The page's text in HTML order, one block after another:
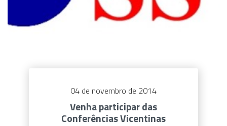
04 de novembro de 2014
Venha participar das
Conferências Vicentinas